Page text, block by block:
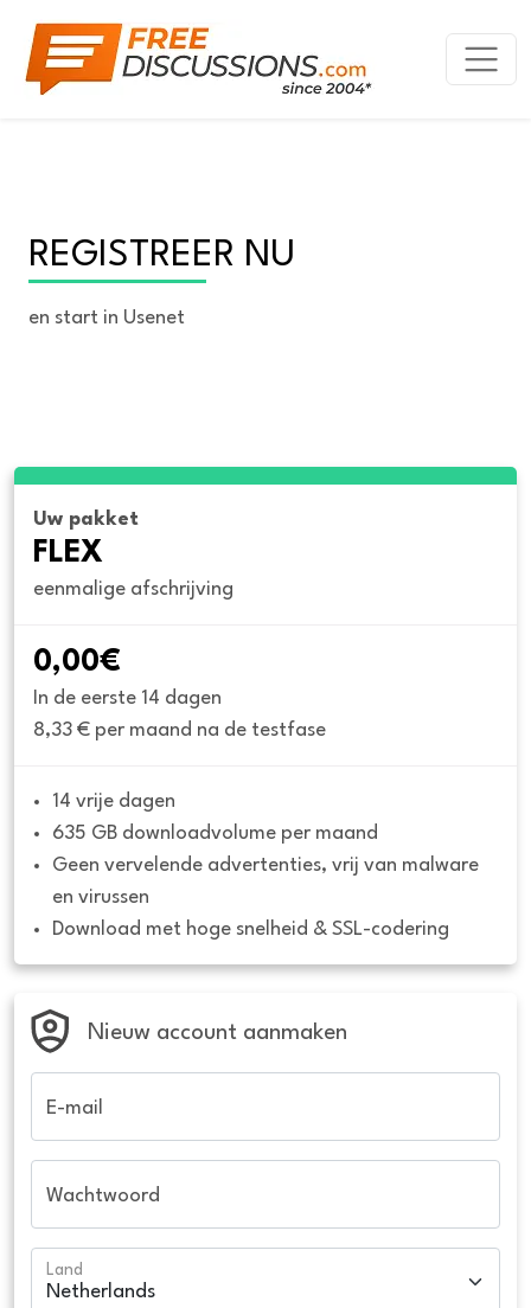
REGISTREER NU
en start in Usenet
Uw pakket
FLEX
eenmalige afschrijving
0,00€
In de eerste 14 dagen
8,33 € per maand na de testfase
14 vrije dagen
635 GB downloadvolume per maand
Geen vervelende advertenties, vrij van malware
en virussen
Download met hoge snelheid & SSL-codering
Nieuw account aanmaken
E-mail
Wachtwoord
Land